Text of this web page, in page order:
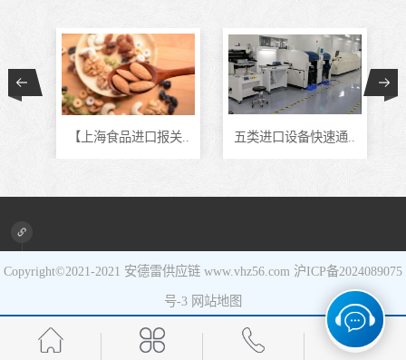
【上海食品进口报关.. 五类进口设备快速通..
Copyright©2021-2021 安德雷供应链 www.vhz56.com 沪ICP备2024089075
号-3 网站地图
设备进口